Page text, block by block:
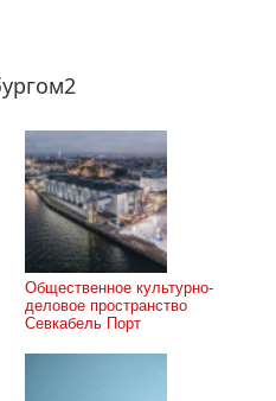
Общественное культурно-
деловое пространство
Севкабель Порт